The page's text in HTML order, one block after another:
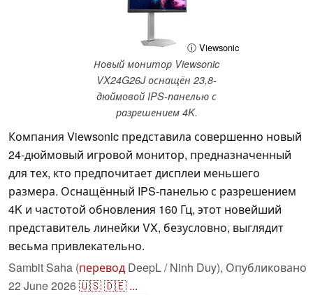
ⓘ Viewsonic
Новый монитор Viewsonic
VX24G26J оснащён 23,8-
дюймовой IPS-панелью с
разрешением 4K.
Компания Viewsonic представила совершенно новый
24-дюймовый игровой монитор, предназначенный
для тех, кто предпочитает дисплеи меньшего
размера. Оснащённый IPS-панелью с разрешением
4K и частотой обновления 160 Гц, этот новейший
представитель линейки VX, безусловно, выглядит
весьма привлекательно.
Sambit Saha (перевод DeepL / Ninh Duy), Опубликовано
22 June 2026🇺🇸🇩🇪 ...